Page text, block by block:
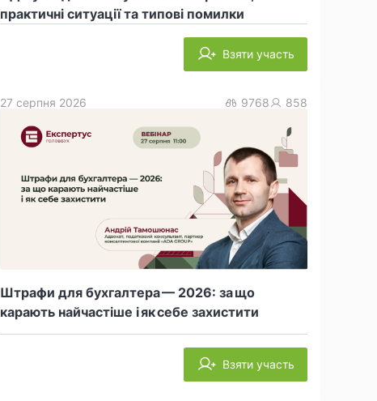
практичні ситуації та типові помилки
Взяти участь
Штрафи для бухгалтера — 2026: за що
карають найчастіше і як себе захистити
27 серпня 2026 9768 858
Взяти участь